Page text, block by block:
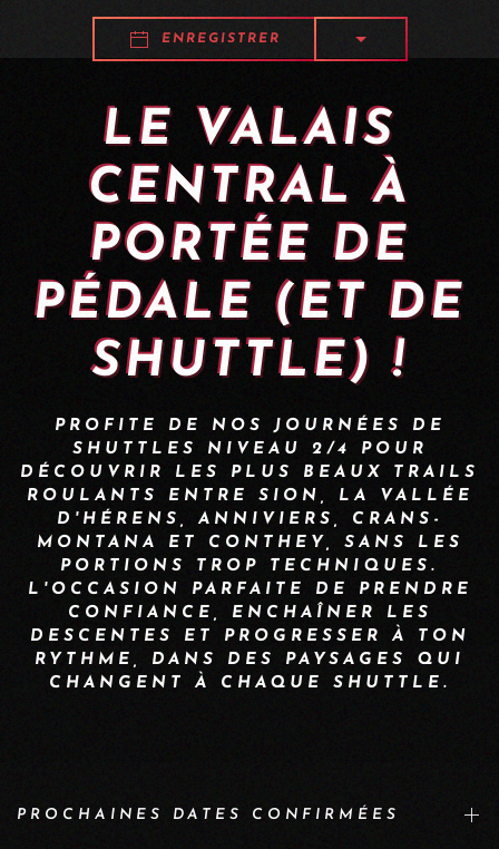
ENREGISTRER
LE VALAIS
CENTRAL À
PORTÉE DE
PÉDALE (ET DE
SHUTTLE) !
PROFITE DE NOS JOURNÉES DE
SHUTTLES NIVEAU 2/4 POUR
DÉCOUVRIR LES PLUS BEAUX TRAILS
ROULANTS ENTRE SION, LA VALLÉE
D'HÉRENS, ANNIVIERS, CRANS-
MONTANA ET CONTHEY, SANS LES
PORTIONS TROP TECHNIQUES.
L'OCCASION PARFAITE DE PRENDRE
CONFIANCE, ENCHAÎNER LES
DESCENTES ET PROGRESSER À TON
RYTHME, DANS DES PAYSAGES QUI
CHANGENT À CHAQUE SHUTTLE.
PROCHAINES DATES CONFIRMÉES